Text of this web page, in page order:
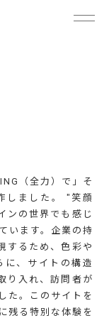
（全力）で」そ
しました。 "笑顔
ンの世界でも感じ
います。企業の持
するため、色彩や
に、サイトの構造
り入れ、訪問者が
た。このサイトを
残る特別な体験を